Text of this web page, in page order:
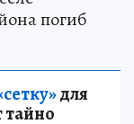
погиб
для
тайно